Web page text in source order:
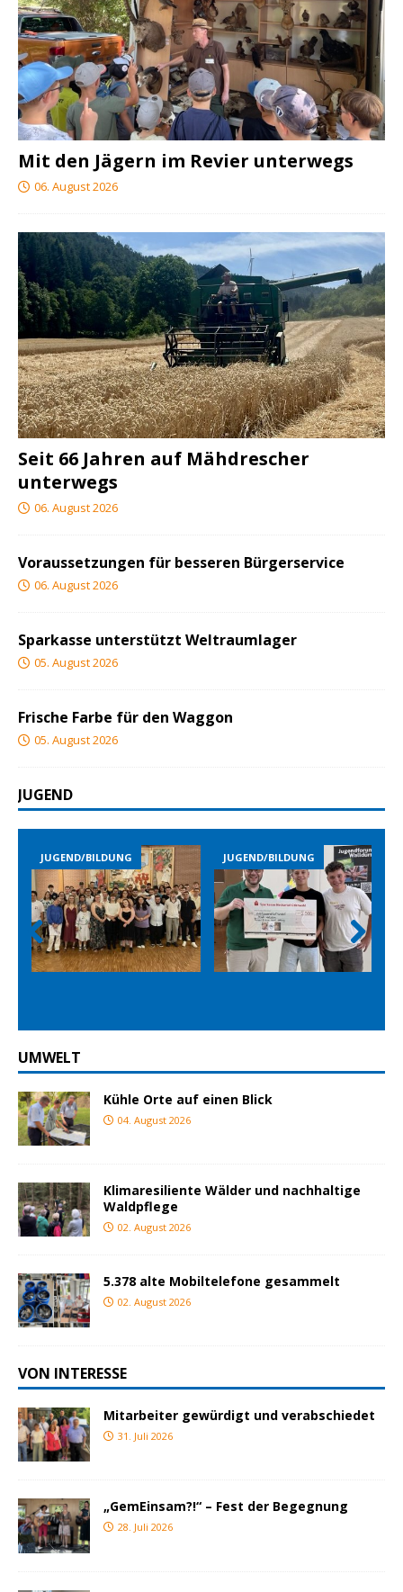
Mit den Jägern im Revier unterwegs
06. August 2026
Seit 66 Jahren auf Mähdrescher
unterwegs
06. August 2026
Voraussetzungen für besseren Bürgerservice
06. August 2026
Sparkasse unterstützt Weltraumlager
05. August 2026
Frische Farbe für den Waggon
05. August 2026
JUGEND
JUGEND/BILDUNG JUGEND/BILDUNG
Prev
ious
Nex
t
UMWELT
Kühle Orte auf einen Blick
04. August 2026
Klimaresiliente Wälder und nachhaltige
Waldpflege
02. August 2026
5.378 alte Mobiltelefone gesammelt
02. August 2026
VON INTERESSE
Mitarbeiter gewürdigt und verabschiedet
31. Juli 2026
„GemEinsam?!“ – Fest der Begegnung
28. Juli 2026